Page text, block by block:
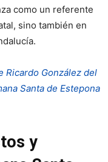
como un referente
sino también en
Ricardo González del
Santa de Estepona
y